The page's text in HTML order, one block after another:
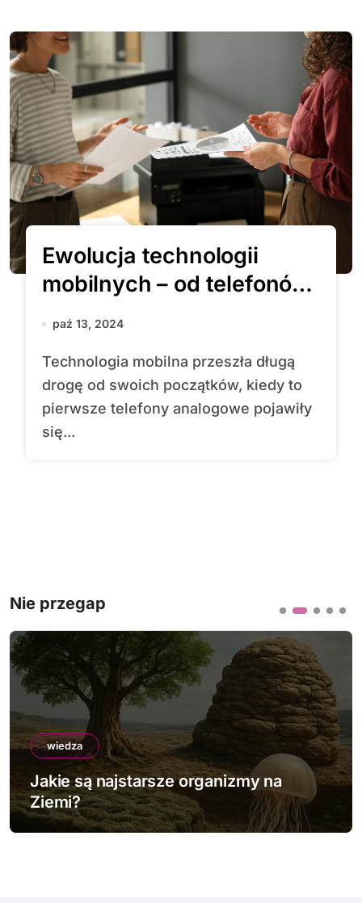
Ewolucja technologii
mobilnych – od telefonów
analogowych do 5G
paź 13, 2024
Technologia mobilna przeszła długą
drogę od swoich początków, kiedy to
pierwsze telefony analogowe pojawiły
się...
Nie przegap
wiedza
Jakie są najstarsze organizmy na
Ziemi?